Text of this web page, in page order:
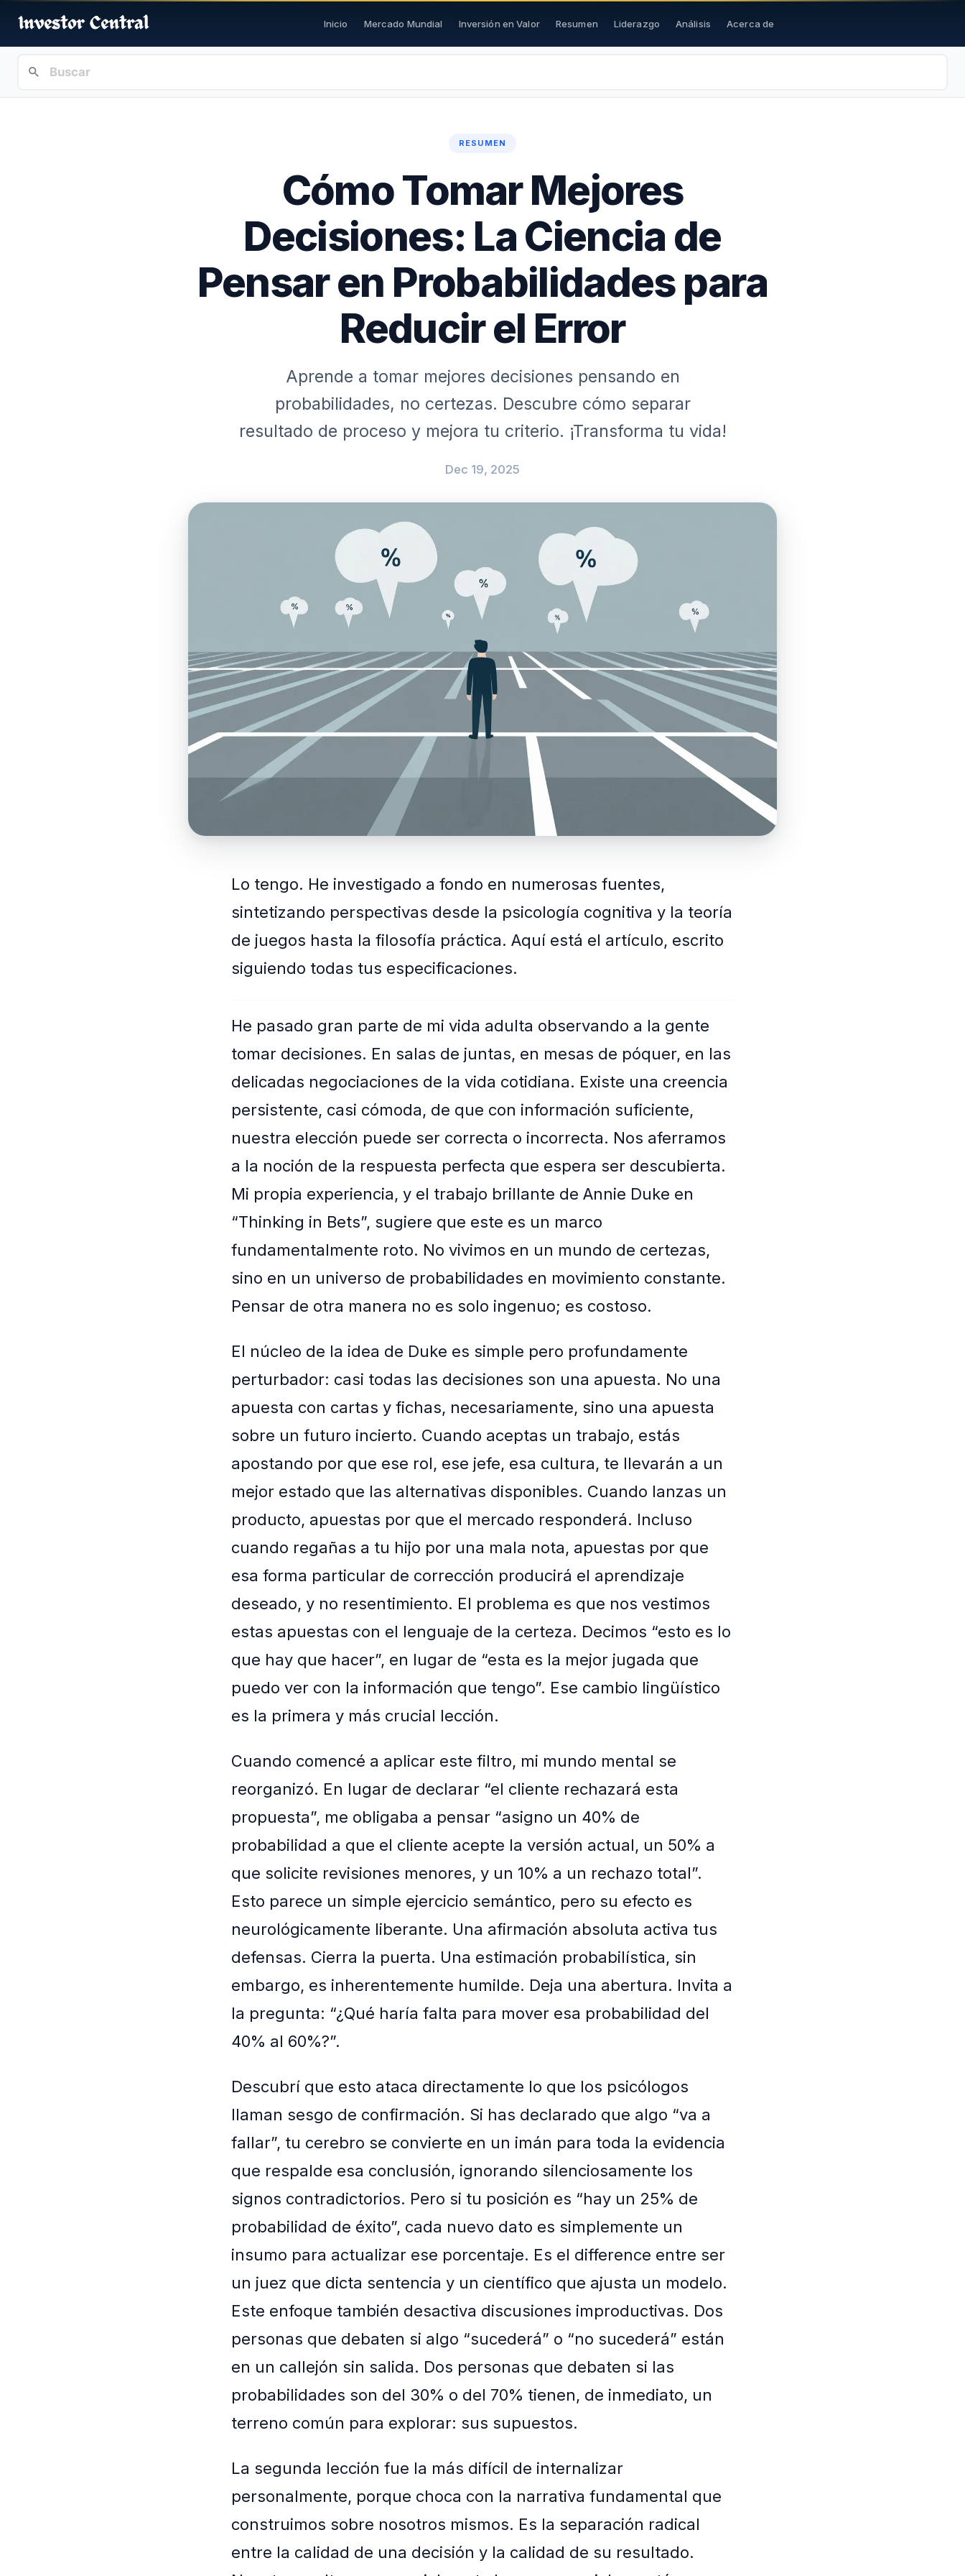
Inicio Mercado Mundial Inversión en Valor Resumen Liderazgo Análisis Acerca de
RESUMEN
Cómo Tomar Mejores
Decisiones: La Ciencia de
Pensar en Probabilidades para
Reducir el Error
Aprende a tomar mejores decisiones pensando en
probabilidades, no certezas. Descubre cómo separar
resultado de proceso y mejora tu criterio. ¡Transforma tu vida!
Dec 19, 2025
Lo tengo. He investigado a fondo en numerosas fuentes,
sintetizando perspectivas desde la psicología cognitiva y la teoría
de juegos hasta la filosofía práctica. Aquí está el artículo, escrito
siguiendo todas tus especificaciones.
He pasado gran parte de mi vida adulta observando a la gente
tomar decisiones. En salas de juntas, en mesas de póquer, en las
delicadas negociaciones de la vida cotidiana. Existe una creencia
persistente, casi cómoda, de que con información suficiente,
nuestra elección puede ser correcta o incorrecta. Nos aferramos
a la noción de la respuesta perfecta que espera ser descubierta.
Mi propia experiencia, y el trabajo brillante de Annie Duke en
“Thinking in Bets”, sugiere que este es un marco
fundamentalmente roto. No vivimos en un mundo de certezas,
sino en un universo de probabilidades en movimiento constante.
Pensar de otra manera no es solo ingenuo; es costoso.
El núcleo de la idea de Duke es simple pero profundamente
perturbador: casi todas las decisiones son una apuesta. No una
apuesta con cartas y fichas, necesariamente, sino una apuesta
sobre un futuro incierto. Cuando aceptas un trabajo, estás
apostando por que ese rol, ese jefe, esa cultura, te llevarán a un
mejor estado que las alternativas disponibles. Cuando lanzas un
producto, apuestas por que el mercado responderá. Incluso
cuando regañas a tu hijo por una mala nota, apuestas por que
esa forma particular de corrección producirá el aprendizaje
deseado, y no resentimiento. El problema es que nos vestimos
estas apuestas con el lenguaje de la certeza. Decimos “esto es lo
que hay que hacer”, en lugar de “esta es la mejor jugada que
puedo ver con la información que tengo”. Ese cambio lingüístico
es la primera y más crucial lección.
Cuando comencé a aplicar este filtro, mi mundo mental se
reorganizó. En lugar de declarar “el cliente rechazará esta
propuesta”, me obligaba a pensar “asigno un 40% de
probabilidad a que el cliente acepte la versión actual, un 50% a
que solicite revisiones menores, y un 10% a un rechazo total”.
Esto parece un simple ejercicio semántico, pero su efecto es
neurológicamente liberante. Una afirmación absoluta activa tus
defensas. Cierra la puerta. Una estimación probabilística, sin
embargo, es inherentemente humilde. Deja una abertura. Invita a
la pregunta: “¿Qué haría falta para mover esa probabilidad del
40% al 60%?”.
Descubrí que esto ataca directamente lo que los psicólogos
llaman sesgo de confirmación. Si has declarado que algo “va a
fallar”, tu cerebro se convierte en un imán para toda la evidencia
que respalde esa conclusión, ignorando silenciosamente los
signos contradictorios. Pero si tu posición es “hay un 25% de
probabilidad de éxito”, cada nuevo dato es simplemente un
insumo para actualizar ese porcentaje. Es el difference entre ser
un juez que dicta sentencia y un científico que ajusta un modelo.
Este enfoque también desactiva discusiones improductivas. Dos
personas que debaten si algo “sucederá” o “no sucederá” están
en un callejón sin salida. Dos personas que debaten si las
probabilidades son del 30% o del 70% tienen, de inmediato, un
terreno común para explorar: sus supuestos.
La segunda lección fue la más difícil de internalizar
personalmente, porque choca con la narrativa fundamental que
construimos sobre nosotros mismos. Es la separación radical
entre la calidad de una decisión y la calidad de su resultado.